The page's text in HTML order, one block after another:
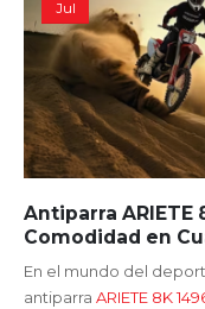
Visión Óptima y
Condición
actividades al aire
ofrece un diseño...